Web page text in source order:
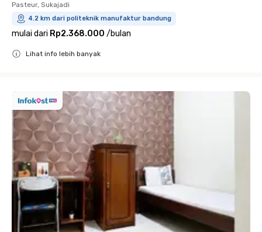
Pasteur, Sukajadi
4.2 km dari politeknik manufaktur bandung
mulai dari Rp2.368.000 /bulan
Lihat info lebih banyak